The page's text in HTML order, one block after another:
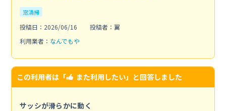
窓清掃
投稿日：2026/06/16
投稿者：翼
利用業者： なんでもや
この利用者は「 また利用したい」と回答しました
サッシが滑らかに動く